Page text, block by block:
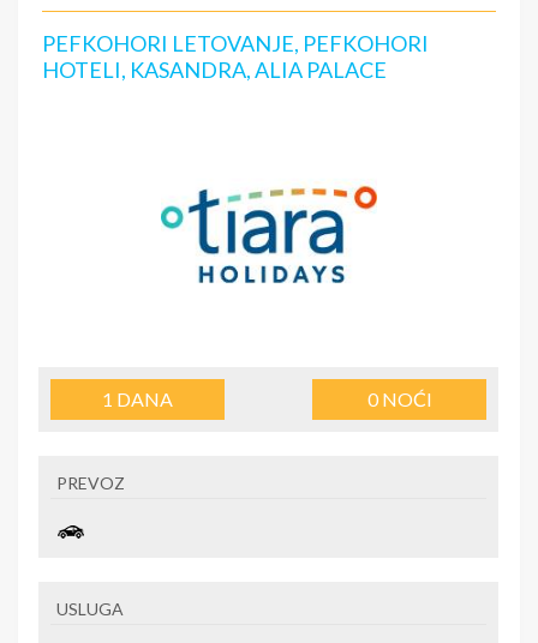
PEFKOHORI LETOVANJE, PEFKOHORI
HOTELI, KASANDRA, ALIA PALACE
1 DANA 0NOĆI
PREVOZ
USLUGA